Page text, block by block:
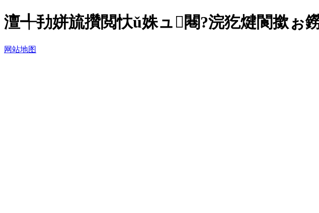
澶╃劧姘旈攢閲忕ǔ姝ュ闀?浣犵煡閬撳ぉ
网站地图